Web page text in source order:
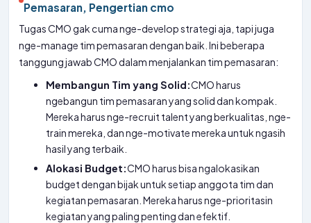
Pemasaran, Pengertian cmo
Tugas CMO gak cuma nge-develop strategi aja, tapi juga
nge-manage tim pemasaran dengan baik. Ini beberapa
tanggung jawab CMO dalam menjalankan tim pemasaran:
Membangun Tim yang Solid:CMO harus
ngebangun tim pemasaran yang solid dan kompak.
Mereka harus nge-recruit talent yang berkualitas, nge-
train mereka, dan nge-motivate mereka untuk ngasih
hasil yang terbaik.
Alokasi Budget:CMO harus bisa ngalokasikan
budget dengan bijak untuk setiap anggota tim dan
kegiatan pemasaran. Mereka harus nge-prioritasin
kegiatan yang paling penting dan efektif.